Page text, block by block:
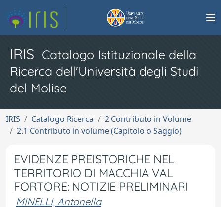
IRIS Catalogo Istituzionale della
Ricerca dell'Università degli Studi
del Molise
IRIS Catalogo Ricerca
2 Contributo in Volume
2.1 Contributo in volume (Capitolo o Saggio)
EVIDENZE PREISTORICHE NEL
TERRITORIO DI MACCHIA VAL
FORTORE: NOTIZIE PRELIMINARI
MINELLI, Antonella